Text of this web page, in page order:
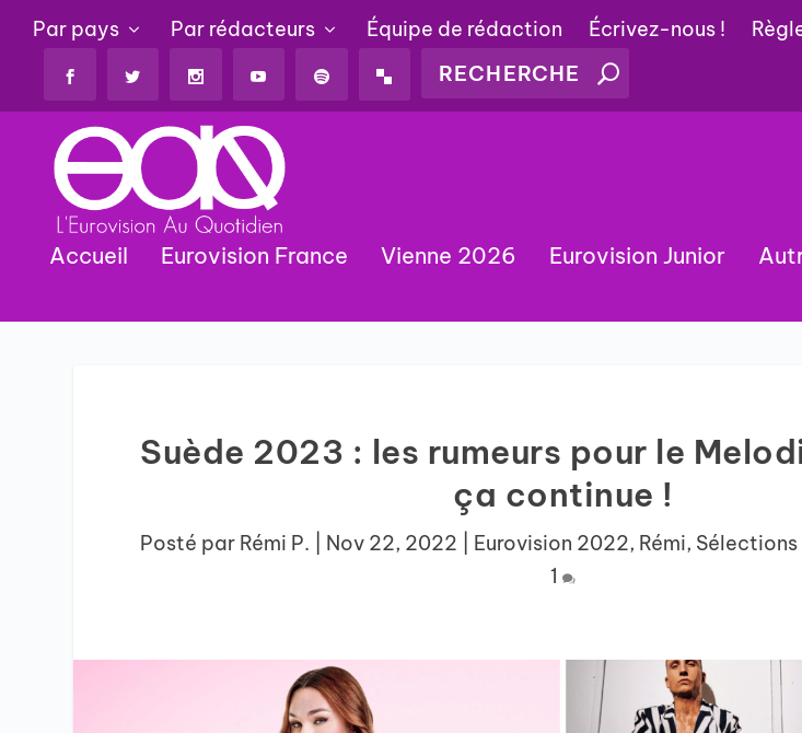
Par pays Par rédacteurs Équipe de rédaction Écrivez-nous !
Accueil Eurovision France Vienne 2026 Eurovision Junior
Suède 2023 : les rumeurs pour le
ça continue !
Posté par Rémi P. Nov 22, 2022 Eurovision 2022, Rémi,
1